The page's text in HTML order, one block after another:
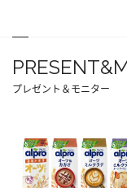
プレゼント＆モニター